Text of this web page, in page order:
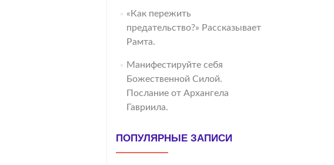
«Как пережить
предательство?» Рассказывает
Рамта.
Манифестируйте себя
Божественной Силой.
Послание от Архангела
Гавриила.
ПОПУЛЯРНЫЕ ЗАПИСИ